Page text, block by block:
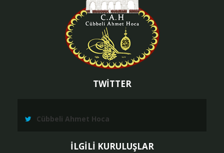
TWİTTER
Cübbeli Ahmet Hoca
İLGİLİ KURULUŞLAR